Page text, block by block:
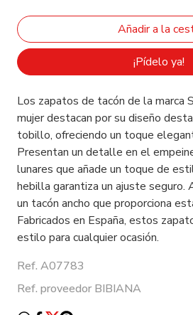
¡Pídelo ya!
Los zapatos de tacón de la marca
mujer destacan por su diseño
tobillo, ofreciendo un toque
Presentan un detalle en el
lunares que añade un toque de
hebilla garantiza un ajuste seguro.
un tacón ancho que proporciona
Fabricados en España, estos
estilo para cualquier ocasión.
Ref. A07783
Ref. proveedor BIBIANA